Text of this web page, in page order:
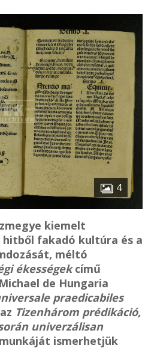
4
kiemelt
fakadó kultúra és a
méltó
ékességekcímű
de Hungaria
praedicabiles
Tizenhárom prédikáció,
univerzálisan
ismerhetjük